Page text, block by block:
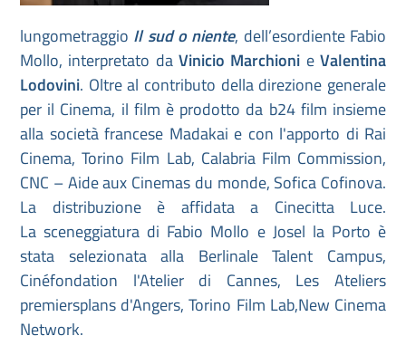
lungometraggio Il sud o niente, dell’esordiente Fabio
Mollo, interpretato da Vinicio Marchioni eValentina
Lodovini. Oltre al contributo della direzione generale
per il Cinema, il film è prodotto da b24 film insieme
alla società francese Madakai e con l'apporto di Rai
Cinema, Torino Film Lab, Calabria Film Commission,
CNC – Aide aux Cinemas du monde, Sofica Cofinova.
La distribuzione è affidata a Cinecitta Luce.
La sceneggiatura di Fabio Mollo e Josel la Porto è
stata selezionata alla Berlinale Talent Campus,
Cinéfondation l'Atelier di Cannes, Les Ateliers
premiersplans d'Angers, Torino Film Lab,New Cinema
Network.